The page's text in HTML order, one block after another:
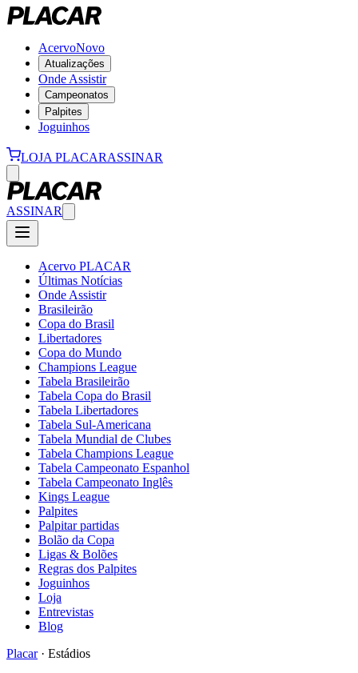
AcervoNovo
Atualizações
Onde Assistir
Campeonatos
Palpites
Joguinhos
LOJA PLACARASSINAR
ASSINAR
Acervo PLACAR
Últimas Notícias
Onde Assistir
Brasileirão
Copa do Brasil
Libertadores
Copa do Mundo
Champions League
Tabela Brasileirão
Tabela Copa do Brasil
Tabela Libertadores
Tabela Sul-Americana
Tabela Mundial de Clubes
Tabela Champions League
Tabela Campeonato Espanhol
Tabela Campeonato Inglês
Kings League
Palpites
Palpitar partidas
Bolão da Copa
Ligas & Bolões
Regras dos Palpites
Joguinhos
Loja
Entrevistas
Blog
Placar · Estádios